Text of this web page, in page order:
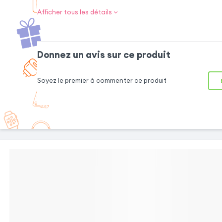
enveloppe
pour le préserver
Afficher tous les détails
Donnez un avis sur ce produit
Soyez le premier à commenter ce produit